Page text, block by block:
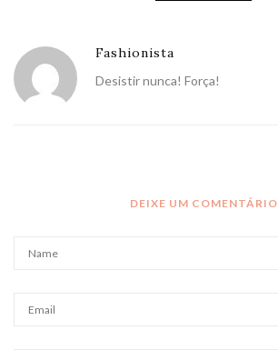
Fashionista
Desistir nunca! Força!
DEIXE UM COMENTÁRIO